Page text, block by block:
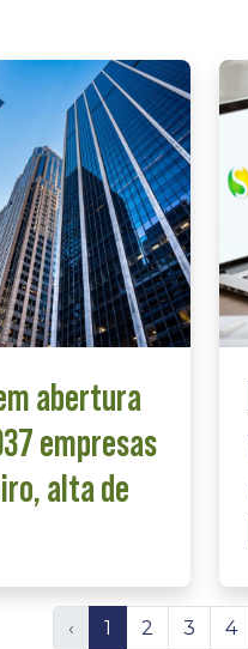
abertura
empresas
alta de
‹ 1 2 3 4